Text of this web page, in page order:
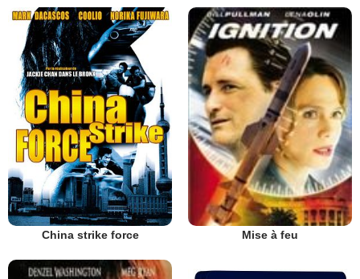
China strike force Mise à feu